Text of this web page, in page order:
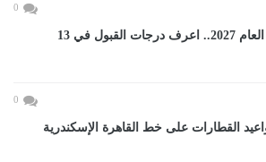
0
تنسيق الثانوى العام 2027.. اعرف درجات القبول في 13
0
القطارات على خط القاهرة الإسكندرية